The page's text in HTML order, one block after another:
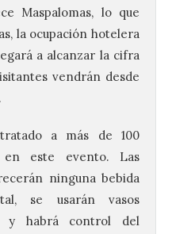
Maspalomas, lo que
la ocupación hotelera
a alcanzar la cifra
vendrán desde
a más de 100
en este evento. Las
ninguna bebida
se usarán vasos
y habrá control del